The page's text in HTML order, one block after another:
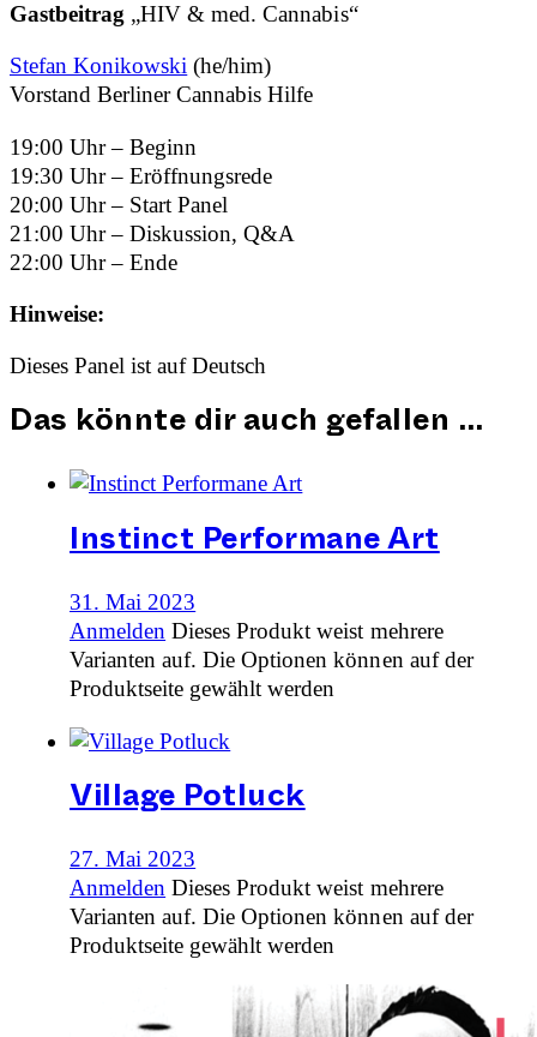
Gastbeitrag „HIV & med. Cannabis“
Stefan Konikowski (he/him)
Vorstand Berliner Cannabis Hilfe
19:00 Uhr – Beginn
19:30 Uhr – Eröffnungsrede
20:00 Uhr – Start Panel
21:00 Uhr – Diskussion, Q&A
22:00 Uhr – Ende
Hinweise:
Dieses Panel ist auf Deutsch
Das könnte dir auch gefallen …
Instinct Performane Art
31. Mai 2023
Anmelden Dieses Produkt weist mehrere
Varianten auf. Die Optionen können auf der
Produktseite gewählt werden
Village Potluck
27. Mai 2023
Anmelden Dieses Produkt weist mehrere
Varianten auf. Die Optionen können auf der
Produktseite gewählt werden